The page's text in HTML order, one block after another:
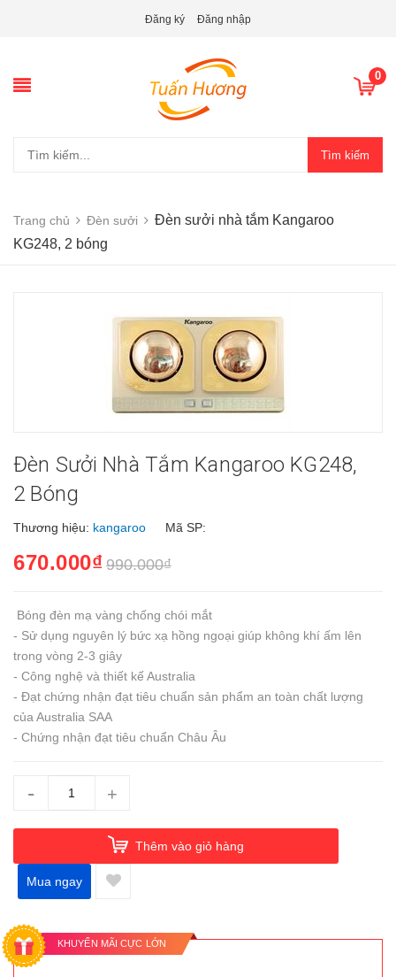
Đăng ký Đăng nhập
0
Tìm kiếm
Trang chủ Đèn sưởi
Đèn sưởi nhà tắm Kangaroo
KG248, 2 bóng
Đèn Sưởi Nhà Tắm Kangaroo KG248,
2 Bóng
Thương hiệu: kangaroo Mã SP:
670.000₫ 990.000₫
Bóng đèn mạ vàng chống chói mắt
- Sử dụng nguyên lý bức xạ hồng ngoại giúp không khí ấm lên
trong vòng 2-3 giây
- Công nghệ và thiết kế Australia
- Đạt chứng nhận đạt tiêu chuẩn sản phẩm an toàn chất lượng
của Australia SAA
- Chứng nhận đạt tiêu chuẩn Châu Âu
- +
Thêm vào giỏ hàng
Mua ngay
KHUYẾN MÃI CỰC LỚN